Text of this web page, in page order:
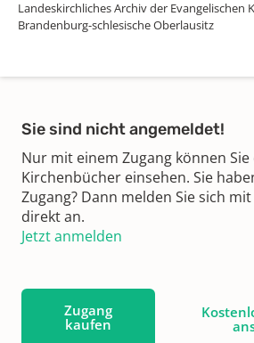
Landeskirchliches Archiv der Evangelischen
Brandenburg-schlesische Oberlausitz
Sie sind nicht angemeldet!
Nur mit einem Zugang können
Kirchenbücher einsehen. Sie
Zugang? Dann melden Sie sich
direkt an.
Jetzt anmelden
Zugang
kaufen